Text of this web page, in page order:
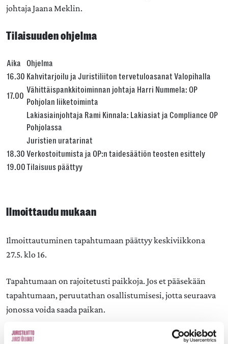
johtajaJaana Meklin.
Tilaisuuden ohjelma
Aika
Ohjelma
16.30 Kahvitarjoilu ja Juristiliiton tervetuloasanat Valopihalla
17.00
Vähittäispankkitoiminnan johtaja Harri Nummela: OP
Pohjolan liiketoiminta
Lakiasiainjohtaja Rami Kinnala: Lakiasiat ja Compliance OP
Pohjolassa
Juristien uratarinat
18.30 Verkostoitumista ja OP:n taidesäätiön teosten esittely
19.00Tilaisuus päättyy
Ilmoittaudu mukaan
Ilmoittautuminen tapahtumaan päättyy keskiviikkona
27.5. klo 16.
Tapahtumaan on rajoitetusti paikkoja. Jos et pääsekään
tapahtumaan, peruutathan osallistumisesi, jotta seuraava
jonossa voida saada paikan.
Huomioittehan, että tapahtumissamme saatetaan ottaa